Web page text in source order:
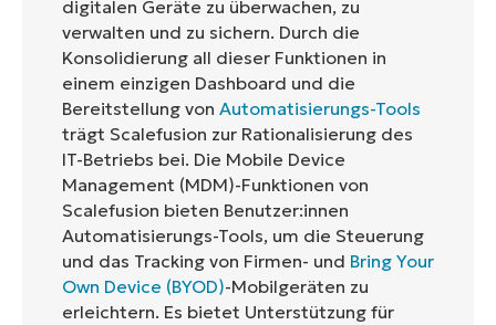
digitalen Geräte zu überwachen, zu
verwalten und zu sichern. Durch die
Konsolidierung all dieser Funktionen in
einem einzigen Dashboard und die
Bereitstellung von Automatisierungs-Tools
trägt Scalefusion zur Rationalisierung des
IT-Betriebs bei. Die Mobile Device
Management (MDM)-Funktionen von
Scalefusion bieten Benutzer:innen
Automatisierungs-Tools, um die Steuerung
und das Tracking von Firmen- und Bring Your
Own Device (BYOD)-Mobilgeräten zu
erleichtern. Es bietet Unterstützung für